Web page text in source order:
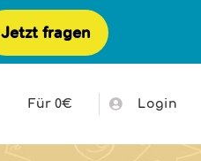
Jetzt fragen
Für 0€ Login